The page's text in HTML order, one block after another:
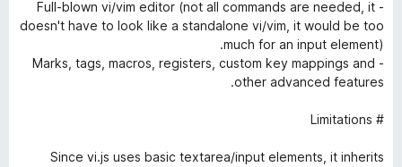
- Full-blown vi/vim editor (not all commands are needed, it
doesn't have to look like a standalone vi/vim, it would be too
much for an input element).
- Marks, tags, macros, registers, custom key mappings and
other advanced features.
# Limitations
Since vi.js uses basic textarea/input elements, it inherits